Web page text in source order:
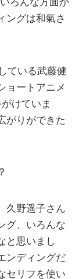
ングは和氣さ
ている武藤健
ョートアニメ
けていま
がりができた
久野遥子さん
グ、いろんな
と思いまし
ンディングだ
セリフを使い